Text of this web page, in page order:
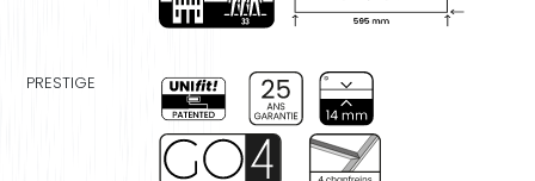
PRESTIGE